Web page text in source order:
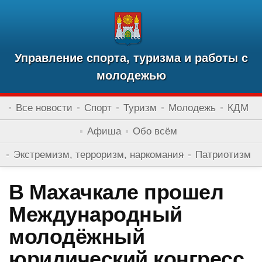
Управление спорта, туризма и работы с
молодежью
Все новости Спорт Туризм Молодежь КДМ
Афиша Обо всём
Экстремизм, терроризм, наркомания Патриотизм
В Махачкале прошел
Международный
молодёжный